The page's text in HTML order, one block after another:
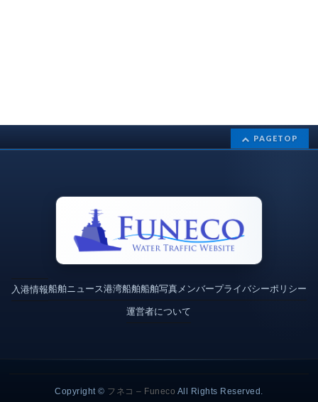
PAGETOP
入港情報船舶ニュース港湾船舶船舶写真メンバープライバシーポリシー
運営者について
Copyright © フネコ – Funeco All Rights Reserved.